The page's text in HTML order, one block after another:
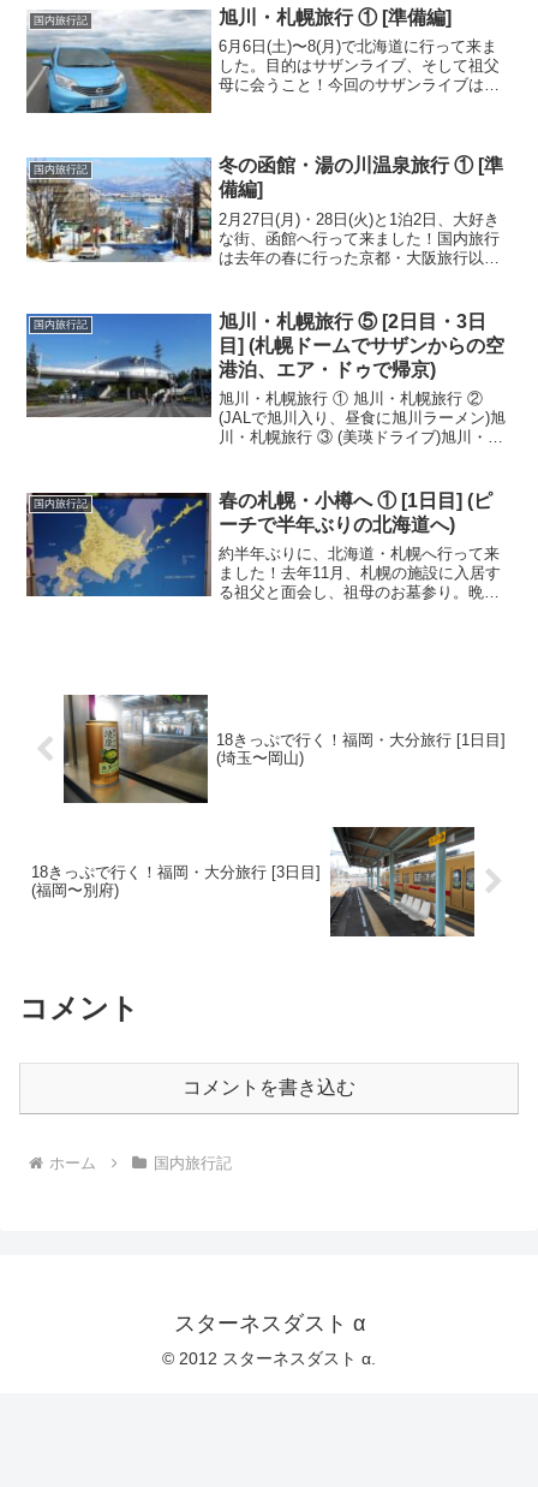
車が満員だったので、隣のホームに停車
していた次の...
国内旅行記 旭川・札幌旅行 ① [準備編]
6月6日(土)〜8(月)で北海道に行って来ま
した。目的はサザンライブ、そして祖父
母に会うこと！今回のサザンライブは絶
長崎ライブ...
国内旅行記
冬の函館・湯の川温泉旅行 ① [準
備編]
2月27日(月)・28日(火)と1泊2日、大好き
な街、函館へ行って来ました！国内旅行
は去年の春に行った京都・大阪旅行以来
ゼント旅行へ行こうと、1月中旬に思いつ
きま...
国内旅行記
旭川・札幌旅行 ⑤ [2日目・3日
目] (札幌ドームでサザンからの空
港泊、エア・ドゥで帰京)
旭川・札幌旅行 ① 旭川・札幌旅行 ②
(JALで旭川入り、昼食に旭川ラーメン)旭
川・札幌旅行 ③ (美瑛ドライブ)旭川・札
床。3人で楽しく朝食。祖父が一...
国内旅行記
春の札幌・小樽へ ① [1日目] (ピ
ーチで半年ぶりの北海道へ)
約半年ぶりに、北海道・札幌へ行って来
ました！去年11月、札幌の施設に入居す
る祖父と面会し、祖母のお墓参り。晩秋
18きっぷで行く！福岡・大分旅行 [1日目]
(埼玉〜岡山)
18きっぷで行く！福岡・大分旅行 [3日目]
(福岡〜別府)
コメント
コメントを書き込む
ホーム 国内旅行記
スターネスダスト α
© 2012 スターネスダスト α.